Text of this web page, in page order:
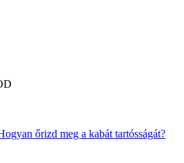
őrizd meg a kabát tartósságát?